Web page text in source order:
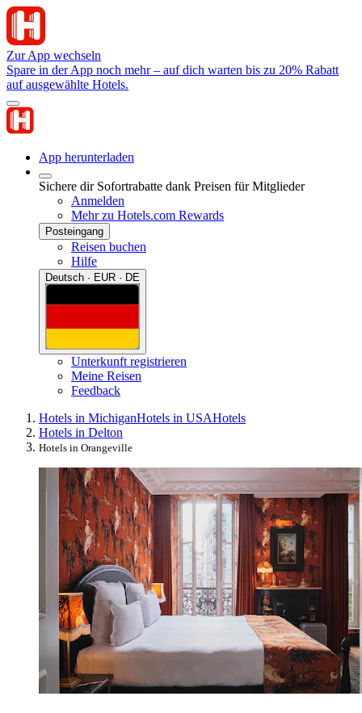
Zur App wechseln
Spare in der App noch mehr – auf dich warten bis zu 20% Rabatt
auf ausgewählte Hotels.
App herunterladen
Sichere dir Sofortrabatte dank Preisen für Mitglieder
Anmelden
Mehr zu Hotels.com Rewards
Posteingang
Reisen buchen
Hilfe
Deutsch · EUR · DE
Unterkunft registrieren
Meine Reisen
Feedback
Hotels in MichiganHotels in USAHotels
Hotels in Delton
Hotels in Orangeville